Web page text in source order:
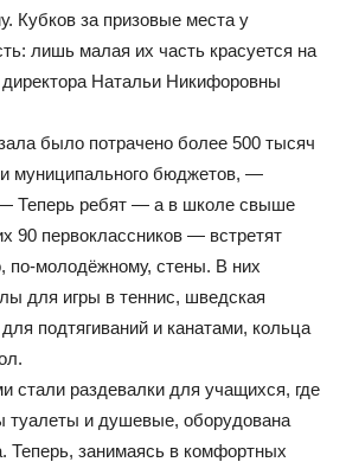
Кубков за призовые места у
лишь малая их часть красуется на
Натальи Никифоровны
было потрачено более 500 тысяч
и муниципального бюджетов, —
Теперь ребят — а в школе свыше
90 первоклассников — встретят
по-молодёжному, стены. В них
для игры в теннис, шведская
подтягиваний и канатами, кольца
стали раздевалки для учащихся, где
туалеты и душевые, оборудована
Теперь, занимаясь в комфортных